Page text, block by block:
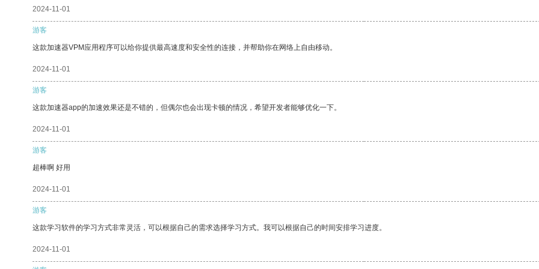
2024-11-01
游客
这款加速器VPM应用程序可以给你提供最高速度和安全性的连接，并帮助你在网络上自由移动。
2024-11-01
游客
这款加速器app的加速效果还是不错的，但偶尔也会出现卡顿的情况，希望开发者能够优化一下。
2024-11-01
游客
超棒啊 好用
2024-11-01
游客
这款学习软件的学习方式非常灵活，可以根据自己的需求选择学习方式。我可以根据自己的时间安排学习进度。
2024-11-01